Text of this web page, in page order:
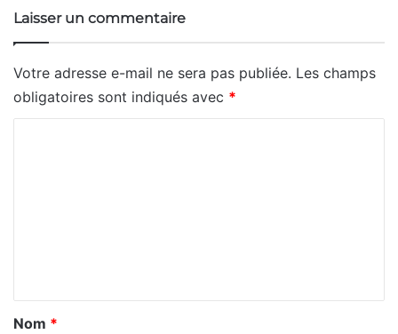
Laisser un commentaire
Votre adresse e-mail ne sera pas publiée. Les champs
obligatoires sont indiqués avec *
a
Nom *